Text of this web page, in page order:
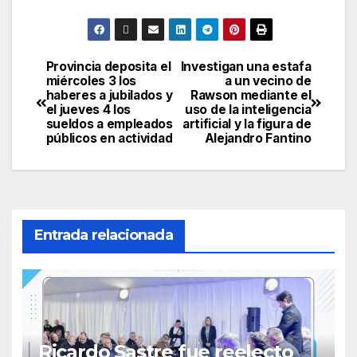
Navegación
de
entradas
Investigan una estafa
a un vecino de
Rawson mediante el
uso de la inteligencia
artificial y la figura de
Alejandro Fantino
Provincia deposita el
miércoles 3 los
haberes a jubilados y
el jueves 4 los
sueldos a empleados
públicos en actividad
Entrada relacionada
Ricardo Sastre fue reelecto